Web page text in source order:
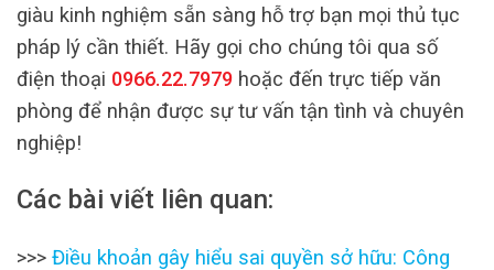
giàu kinh nghiệm sẵn sàng hỗ trợ bạn mọi thủ tục
pháp lý cần thiết. Hãy gọi cho chúng tôi qua số
điện thoại 0966.22.7979 hoặc đến trực tiếp văn
phòng để nhận được sự tư vấn tận tình và chuyên
nghiệp!
Các bài viết liên quan:
>>> Điều khoản gây hiểu sai quyền sở hữu: Công